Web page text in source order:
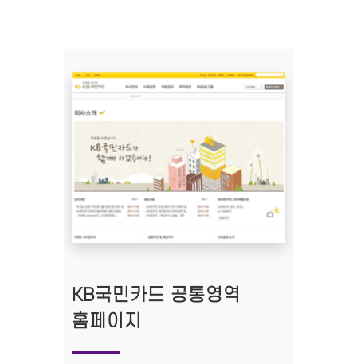
KB국민카드 공통영역
홈페이지